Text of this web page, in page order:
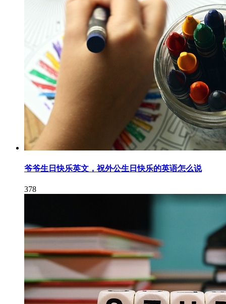
爷爷生日快乐英文，祝外公生日快乐的英语怎么说
378